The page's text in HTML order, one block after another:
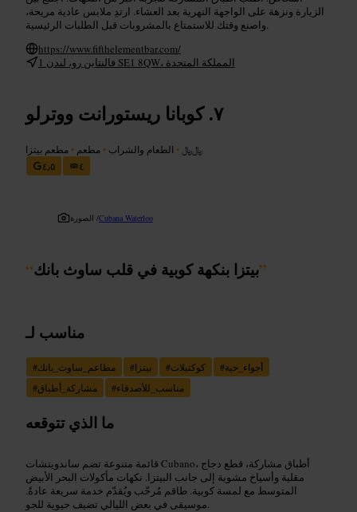
الزيارة ونزهة على الواجهة النهرية بعد العشاء. ارتدِ ملابس عادية مريحة،
واصنع وقتك للاستمتاع بالمشروبات قبل الطلبات الرئيسية.
https://www.fifthelementbar.com/
1 فالنتاين رو، لندن SE1 8QW، المملكة المتحدة
كوبانا ريستورانت ووترلو
﷼﷼ • الطعام والشراب • مطعم • مطعم بيتزا
٤٫٥
٤
الصورة /Cubana Waterloo
“بيتزا بنكهة كوبية في قلب ساوث بانك”
مناسب لـ
#مطاعم_ساوث_بانك #بيتزا #كوكتيلات #أجواء_حية
#مشاركة_أطباق #مناسب_للأصدقاء
ما الذي تتوقعه
قائمة متنوعة تضم ساندويتشات Cubano، أطباق مشاركة، قطع دجاج
مقلية وأسياخ مشوية إلى جانب البيتزا. نكهات مأكولات البحر الأبيض
المتوسط مع لمسة كوبية. طاقم مُرحّب ويُقدّم خدمة سريعة عادةً.
موسيقى في بعض الليالي تضيف حيوية للجو.